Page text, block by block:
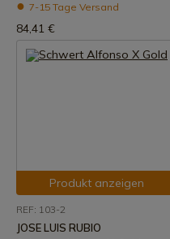
7-15 Tage Versand
84,41 €
Produkt anzeigen
REF: 103-2
JOSE LUIS RUBIO